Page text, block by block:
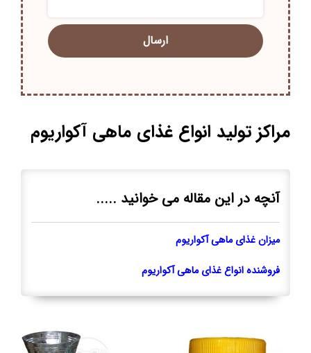
مراکز تولید انواع غذای ماهی آکواریوم
آنچه در این مقاله می خوانید .....
میزان غذای ماهی آکواریوم
فروشنده انواع غذای ماهی آکواریوم